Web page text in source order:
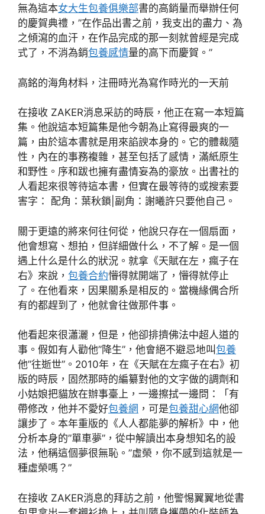
無為這本女大生包養俱樂部書的高銷量而舉辦任何
的慶賀典禮，”在作品出書之前，我支出的盡力、為
之傾瀉的血汗，在作品完成的那一刻就曾經是完成
式了，不消為銷包養感情量的高下而慶賀。”
高銘的海角材料，注冊時光為寫作時光的一天前
在接收 ZAKER消息采訪的時辰，他正在寫一本短篇
集。他說這本短篇集是他今朝為止寫得最爽的一
篇，由於這本書就是用來諂諛本身的。它的體裁隨
性，內在的事務複雜，甚至包括了感情，滿紙原生
和野性。序和跋也擁有盡情妄為的豪放。出書社的
人看起來很等待這本書，但實在最等待的或搜索要
害字： 配角：葉秋鎖|副角：謝曦許只要他自己。
關于更遠的將來何往何從，他說只存在一個扇面，
他會想寫、想拍，但詳細做什么，不了解。是一個
遇上什么是什么的狀況。就拿《天賦在左，瘋子在
右》來說， 包養合約懵得就開端了，懵得就停止
了。在他看來，因果關系是相反的。當機緣偶合所
有的都趕到了，他就會往做那件事。
他看起來很瀟灑，但是，他卻排擠佛法中超人道的
事。假如有人勸他”降生”，他會絕不避忌地叫包養
他”往逝世”。2010年，在《天賦在左瘋子在右》初
版的時辰，固然那時的編纂對他的文字做的調劑和
小姑娘把貓放在辦事臺上，一邊擦拭一邊問：「有
帶修改，他并不愛好包養網 ，可是包養甜心網他卻
讓步了。本年重版的《人人都能夢的解析》中，他
分析本身的”單車夢”，從中解讀出本身想知名的設
法，他稱這個夢很無恥。”虛榮，你不感到這就是一
種虛榮嗎？”
在接收 ZAKER消息的拜訪之前，他警惕翼翼地從書